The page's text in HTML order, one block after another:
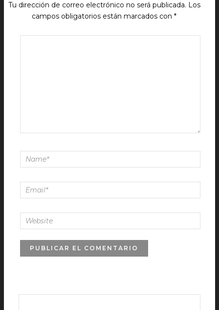
Tu dirección de correo electrónico no será publicada. Los
campos obligatorios están marcados con*